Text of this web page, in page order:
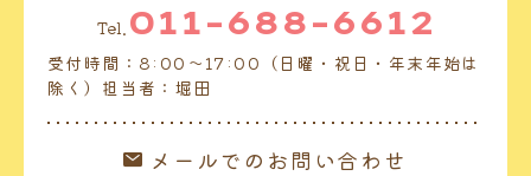
Tel. 011-688-6612
受付時間：8:00～17:00（日曜・祝日・年末年始は
除く）担当者：堀田
メールでのお問い合わせ